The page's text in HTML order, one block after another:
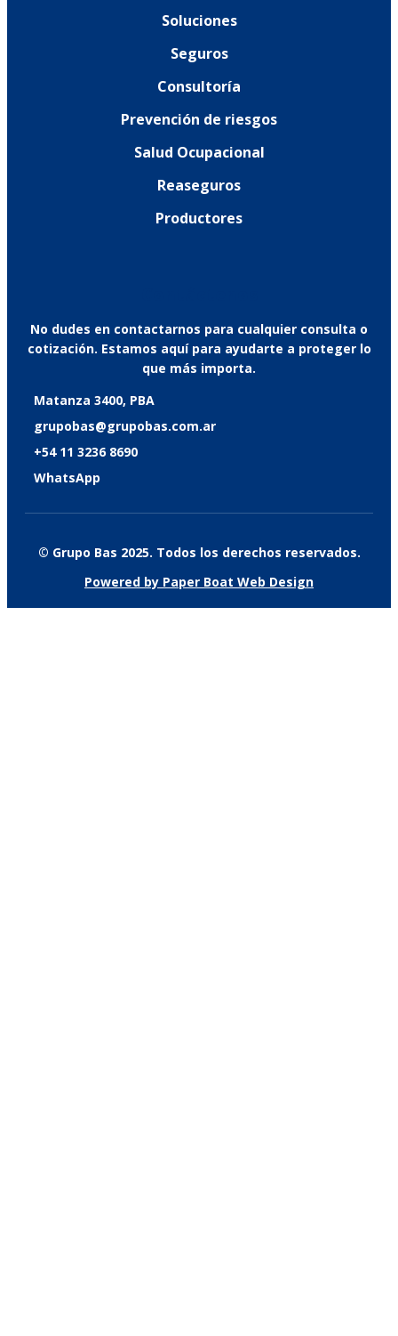
Soluciones
Seguros
Consultoría
Prevención de riesgos
Salud Ocupacional
Reaseguros
Productores
No dudes en contactarnos para cualquier consulta o
cotización. Estamos aquí para ayudarte a proteger lo
que más importa.
Matanza 3400, PBA
grupobas@grupobas.com.ar
+54 11 3236 8690
WhatsApp
© Grupo Bas 2025. Todos los derechos reservados.
Powered by Paper Boat Web Design